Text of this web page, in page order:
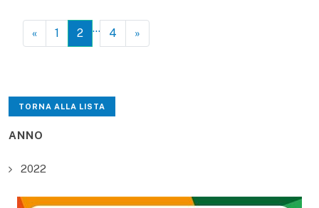
« 1 2 … 4 »
TORNA ALLA LISTA
ANNO
2022